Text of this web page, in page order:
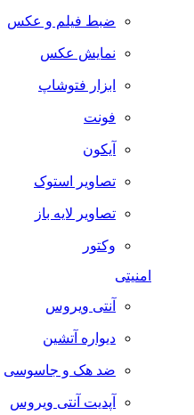
ضبط فيلم و عكس
نمایش عکس
ابزار فتوشاپ
فونت
آیکون
تصاویر استوک
تصاویر لایه باز
وکتور
امنیتی
آنتی ویروس
دیواره آتشین
ضد هک و جاسوسی
آپدیت آنتی ویروس